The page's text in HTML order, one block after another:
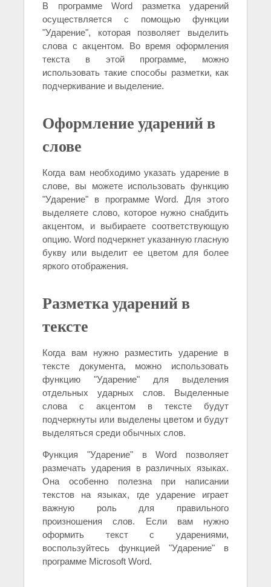
В программе Word разметка ударений
осуществляется с помощью функции
"Ударение", которая позволяет выделить
слова с акцентом. Во время оформления
текста в этой программе, можно
использовать такие способы разметки, как
подчеркивание и выделение.
Оформление ударений в
слове
Когда вам необходимо указать ударение в
слове, вы можете использовать функцию
"Ударение" в программе Word. Для этого
выделяете слово, которое нужно снабдить
акцентом, и выбираете соответствующую
опцию. Word подчеркнет указанную гласную
букву или выделит ее цветом для более
яркого отображения.
Разметка ударений в
тексте
Когда вам нужно разместить ударение в
тексте документа, можно использовать
функцию "Ударение" для выделения
отдельных ударных слов. Выделенные
слова с акцентом в тексте будут
подчеркнуты или выделены цветом и будут
выделяться среди обычных слов.
Функция "Ударение" в Word позволяет
размечать ударения в различных языках.
Она особенно полезна при написании
текстов на языках, где ударение играет
важную роль для правильного
произношения слов. Если вам нужно
оформить текст с ударениями,
воспользуйтесь функцией "Ударение" в
программе Microsoft Word.